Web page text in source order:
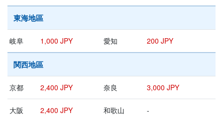
東海地區
岐阜 1,000 JPY 愛知 200 JPY
関西地區
京都 2,400 JPY 奈良 3,000 JPY
大阪 2,400 JPY 和歌山 -